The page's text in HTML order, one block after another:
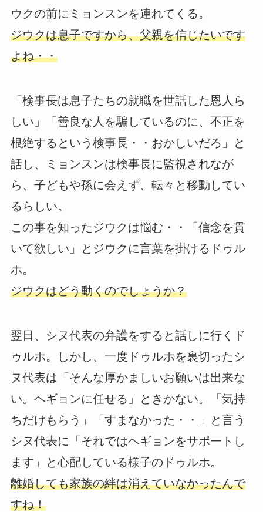
ウクの前にミョンスンを連れてくる。
ジウクは息子ですから、父親を信じたいです
よね・・
「検事長は息子たちの就職を世話した恩人ら
しい」「善良な人を騙しているのに、不正を
根絶するという検事長・・おかしいだろ」と
話し、ミョンスンは検事長に監視されなが
ら、子どもや孫に会えず、転々と移動してい
るらしい。
この事を知ったジウクは悩む・・「信念を貫
いて欲しい」とジウクに言葉を掛けるドゥル
ホ。
ジウクはどう動くのでしょうか？
翌日、シヌ代表の弁護をすると話しに行くド
ゥルホ。しかし、一度ドゥルホを裏切ったシ
ヌ代表は「そんな厚かましいお願いは出来な
い。ヘギョンに任せる」ときかない。「気持
ちだけもらう」「すまなかった・・」と言う
シヌ代表に「それではヘギョンをサポートし
ます」と心配している様子のドゥルホ。
離婚しても家族の絆は消えていなかったんで
すね！